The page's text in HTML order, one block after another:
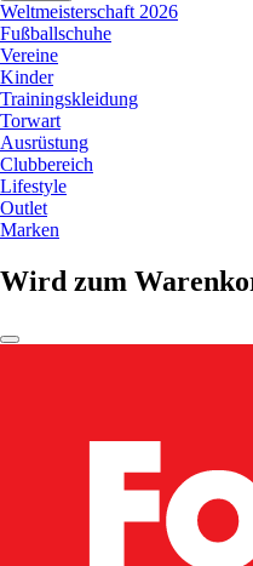
Weltmeisterschaft 2026
Fußballschuhe
Vereine
Kinder
Trainingskleidung
Torwart
Ausrüstung
Clubbereich
Lifestyle
Outlet
Marken
Wird zum